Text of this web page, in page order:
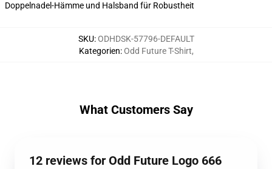
Doppelnadel-Hämme und Halsband für Robustheit
SKU:ODHDSK-57796-DEFAULT
Kategorien:Odd Future T-Shirt,
What Customers Say
12 reviews for Odd Future Logo 666